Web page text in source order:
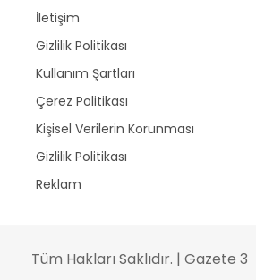
İletişim
Gizlilik Politikası
Kullanım Şartları
Çerez Politikası
Kişisel Verilerin Korunması
Gizlilik Politikası
Reklam
Tüm Hakları Saklıdır. | Gazete 3